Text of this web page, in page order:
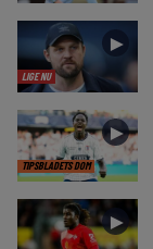
LIGE NU
►
TIPSBLADETS DOM
►
►